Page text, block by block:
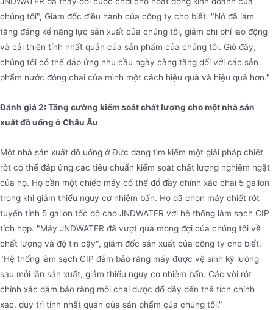
chúng tôi", Giám đốc điều hành của công ty cho biết. "Nó đã làm
tăng đáng kể năng lực sản xuất của chúng tôi, giảm chi phí lao động
và cải thiện tính nhất quán của sản phẩm của chúng tôi. Giờ đây,
chúng tôi có thể đáp ứng nhu cầu ngày càng tăng đối với các sản
phẩm nước đóng chai của mình một cách hiệu quả và hiệu quả hơn."
Đánh giá 2: Tăng cường kiểm soát chất lượng cho một nhà sản
xuất đồ uống ở Châu Âu
Một nhà sản xuất đồ uống ở Đức đang tìm kiếm một giải pháp chiết
rót có thể đáp ứng các tiêu chuẩn kiểm soát chất lượng nghiêm ngặt
của họ. Họ cần một chiếc máy có thể đổ đầy chính xác chai 5 gallon
trong khi giảm thiểu nguy cơ nhiễm bẩn. Họ đã chọn máy chiết rót
tuyến tính 5 gallon tốc độ cao JNDWATER với hệ thống làm sạch CIP
tích hợp. "Máy JNDWATER đã vượt quá mong đợi của chúng tôi về
chất lượng và độ tin cậy", giám đốc sản xuất của công ty cho biết.
"Hệ thống làm sạch CIP đảm bảo rằng máy được vệ sinh kỹ lưỡng
sau mỗi lần sản xuất, giảm thiểu nguy cơ nhiễm bẩn. Các vòi rót
chính xác đảm bảo rằng mỗi chai được đổ đầy đến thể tích chính
xác, duy trì tính nhất quán của sản phẩm của chúng tôi."